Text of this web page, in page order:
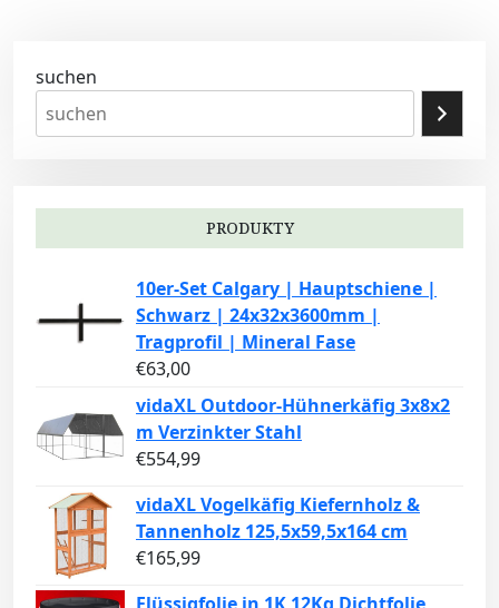
suchen
PRODUKTY
10er-Set Calgary | Hauptschiene |
Schwarz | 24x32x3600mm |
Tragprofil | Mineral Fase
€63,00
vidaXL Outdoor-Hühnerkäfig 3x8x2
m Verzinkter Stahl
€554,99
vidaXL Vogelkäfig Kiefernholz &
Tannenholz 125,5x59,5x164 cm
€165,99